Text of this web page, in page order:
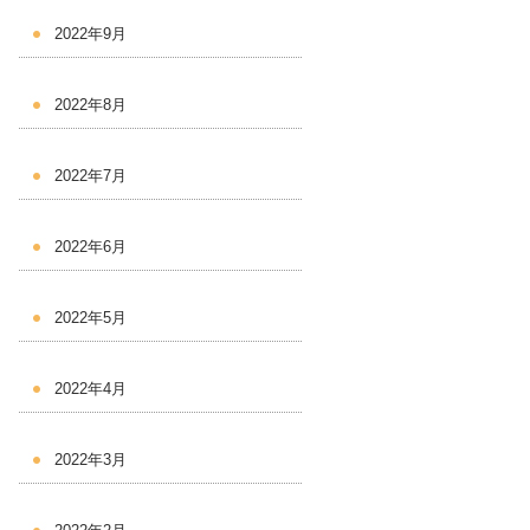
2022年9月
2022年8月
2022年7月
2022年6月
2022年5月
2022年4月
2022年3月